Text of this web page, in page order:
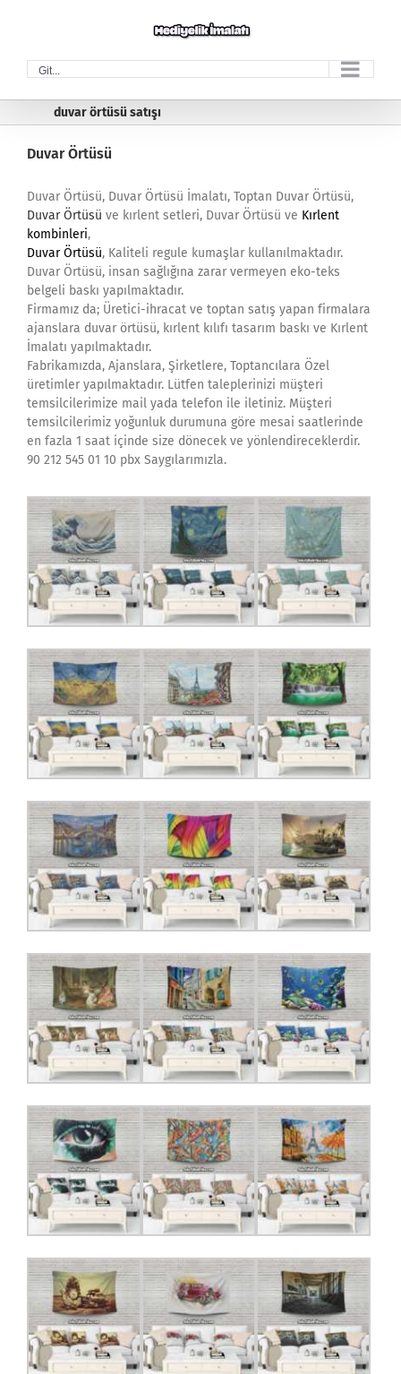
Git...
duvar örtüsü satışı
Duvar Örtüsü
Duvar Örtüsü, Duvar Örtüsü İmalatı, Toptan Duvar Örtüsü,
Duvar Örtüsü ve kırlent setleri, Duvar Örtüsü ve Kırlent
kombinleri,
Duvar Örtüsü, Kaliteli regule kumaşlar kullanılmaktadır.
Duvar Örtüsü, insan sağlığına zarar vermeyen eko-teks
belgeli baskı yapılmaktadır.
Firmamız da; Üretici-ihracat ve toptan satış yapan firmalara
ajanslara duvar örtüsü, kırlent kılıfı tasarım baskı ve Kırlent
İmalatı yapılmaktadır.
Fabrikamızda, Ajanslara, Şirketlere, Toptancılara Özel
üretimler yapılmaktadır. Lütfen taleplerinizi müşteri
temsilcilerimize mail yada telefon ile iletiniz. Müşteri
temsilcilerimiz yoğunluk durumuna göre mesai saatlerinde
en fazla 1 saat içinde size dönecek ve yönlendireceklerdir.
90 212 545 01 10 pbx Saygılarımızla.